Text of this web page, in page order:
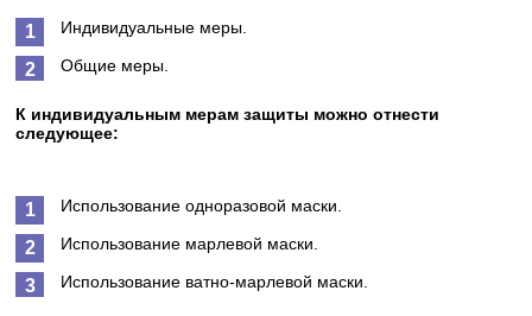
Индивидуальные меры.
Общие меры.
К индивидуальным мерам защиты можно отнести
следующее:
Использование одноразовой маски.
Использование марлевой маски.
Использование ватно-марлевой маски.